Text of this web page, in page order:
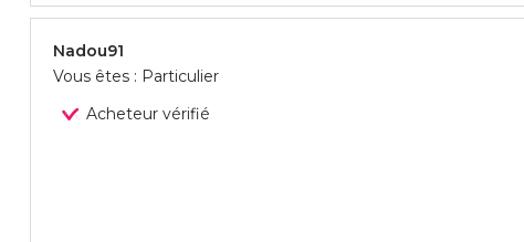
Nadou91
Vous êtes : Particulier
Acheteur vérifié